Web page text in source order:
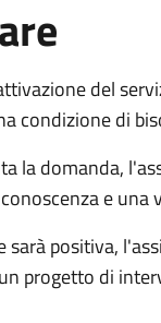
del
condizione di
la domanda,
e una
sarà positiva,
progetto di